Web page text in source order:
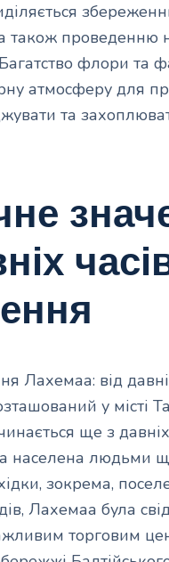
також проведенню
Багатство флори
атмосферу для
та
Лахемаа: від
у місті
ще з
населена людьми
зокрема,
Лахемаа була
торговим